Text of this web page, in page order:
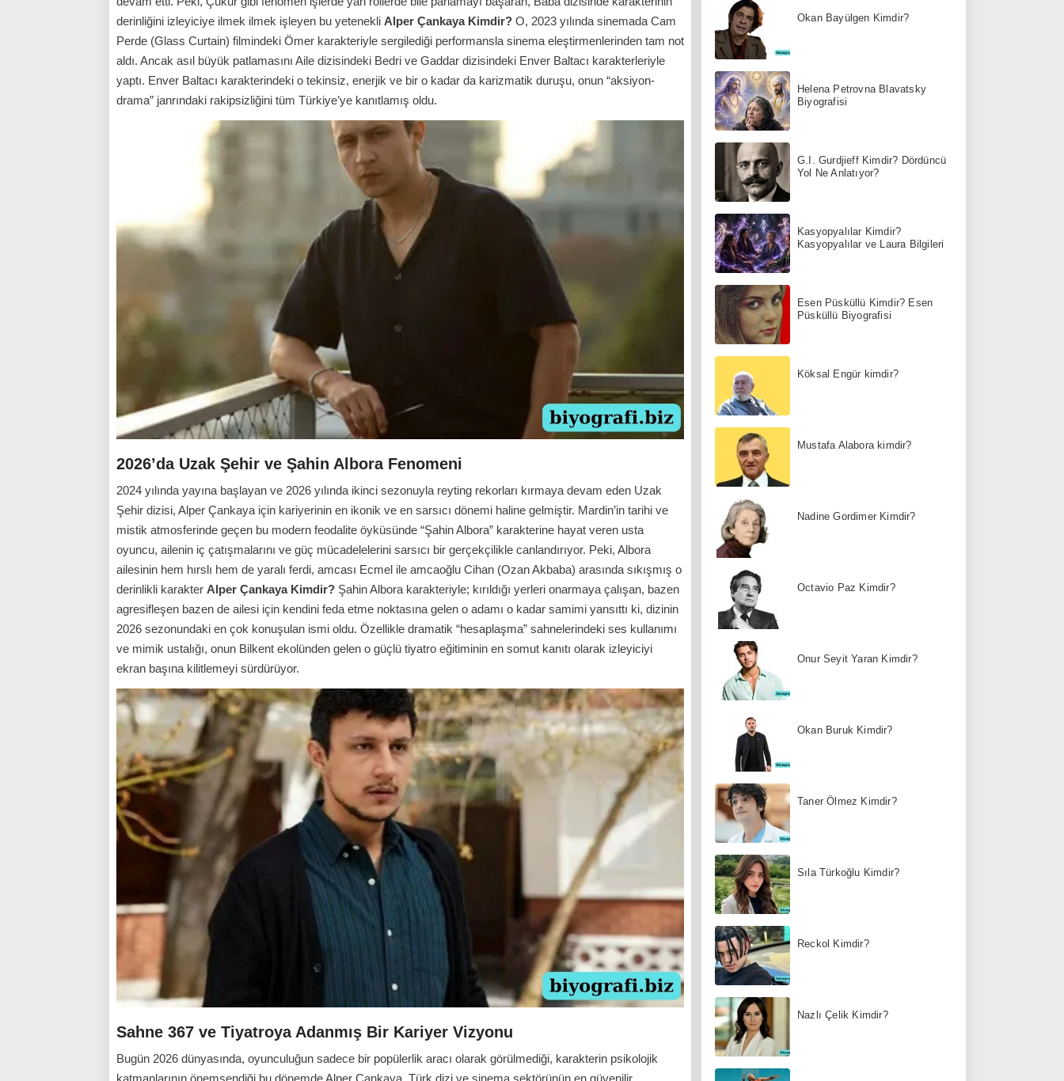
derinliğini izleyiciye ilmek ilmek işleyen bu yetenekli Alper Çankaya Kimdir? O, 2023 yılında sinemada Cam
Perde (Glass Curtain) filmindeki Ömer karakteriyle sergilediği performansla sinema eleştirmenlerinden tam not
aldı. Ancak asıl büyük patlamasını Aile dizisindeki Bedri ve Gaddar dizisindeki Enver Baltacı karakterleriyle
yaptı. Enver Baltacı karakterindeki o tekinsiz, enerjik ve bir o kadar da karizmatik duruşu, onun “aksiyon-
drama” janrındaki rakipsizliğini tüm Türkiye’ye kanıtlamış oldu.
2026’da Uzak Şehir ve Şahin Albora Fenomeni
2024 yılında yayına başlayan ve 2026 yılında ikinci sezonuyla reyting rekorları kırmaya devam eden Uzak
Şehir dizisi, Alper Çankaya için kariyerinin en ikonik ve en sarsıcı dönemi haline gelmiştir. Mardin’in tarihi ve
mistik atmosferinde geçen bu modern feodalite öyküsünde “Şahin Albora” karakterine hayat veren usta
oyuncu, ailenin iç çatışmalarını ve güç mücadelelerini sarsıcı bir gerçekçilikle canlandırıyor. Peki, Albora
ailesinin hem hırslı hem de yaralı ferdi, amcası Ecmel ile amcaoğlu Cihan (Ozan Akbaba) arasında sıkışmış o
derinlikli karakter Alper Çankaya Kimdir? Şahin Albora karakteriyle; kırıldığı yerleri onarmaya çalışan, bazen
agresifleşen bazen de ailesi için kendini feda etme noktasına gelen o adamı o kadar samimi yansıttı ki, dizinin
2026 sezonundaki en çok konuşulan ismi oldu. Özellikle dramatik “hesaplaşma” sahnelerindeki ses kullanımı
ve mimik ustalığı, onun Bilkent ekolünden gelen o güçlü tiyatro eğitiminin en somut kanıtı olarak izleyiciyi
ekran başına kilitlemeyi sürdürüyor.
Sahne 367 ve Tiyatroya Adanmış Bir Kariyer Vizyonu
Bugün 2026 dünyasında, oyunculuğun sadece bir popülerlik aracı olarak görülmediği, karakterin psikolojik
Okan Bayülgen Kimdir?
Helena Petrovna Blavatsky
Biyografisi
G.I. Gurdjieff Kimdir? Dördüncü
Yol Ne Anlatıyor?
Kasyopyalılar Kimdir?
Kasyopyalılar ve Laura Bilgileri
Esen Püsküllü Kimdir? Esen
Püsküllü Biyografisi
Köksal Engür kimdir?
Mustafa Alabora kimdir?
Nadine Gordimer Kimdir?
Octavio Paz Kimdir?
Onur Seyit Yaran Kimdir?
Okan Buruk Kimdir?
Taner Ölmez Kimdir?
Sıla Türkoğlu Kimdir?
Reckol Kimdir?
Nazlı Çelik Kimdir?